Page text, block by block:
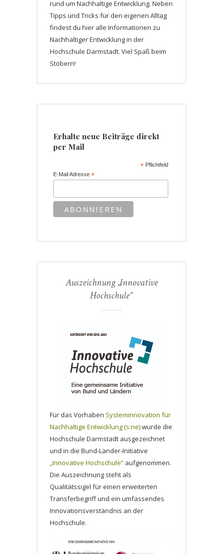
rund um Nachhaltige Entwicklung. Neben
Tipps und Tricks für den eigenen Alltag
findest du hier alle Informationen zu
Nachhaltiger Entwicklung in der
Hochschule Darmstadt. Viel Spaß beim
Stöbern!
Erhalte neue Beiträge direkt
per Mail
* Pflichtfeld
E-Mail Adresse*
Auszeichnung „Innovative
Hochschule“
Für das Vorhaben Systeminnovation für
Nachhaltige Entwicklung (s:ne)wurde die
Hochschule Darmstadt ausgezeichnet
und in die Bund-Länder-Initiative
„Innovative Hochschule“ aufgenommen.
Die Auszeichnung steht als
Qualitätssigel für einen erweiterten
Transferbegriff und ein umfassendes
Innovationsverständnis an der
Hochschule.